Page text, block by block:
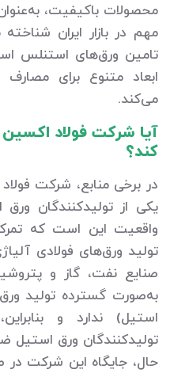
محصولات باکیفیت،
مهم در بازار ایران
تامین ورق‌های استنلس
ابعاد متنوع برای
می‌کند.
آیا شرکت فولاد
کند؟
در برخی منابع، شرکت
یکی از تولیدکنندگان
واقعیت این است که
تولید ورق‌های فولادی
صنایع نفت، گاز و
به‌صورت گسترده تولید
استیل) ندارد و
تولیدکنندگان ورق استیل
حال، جایگاه این شرکت در